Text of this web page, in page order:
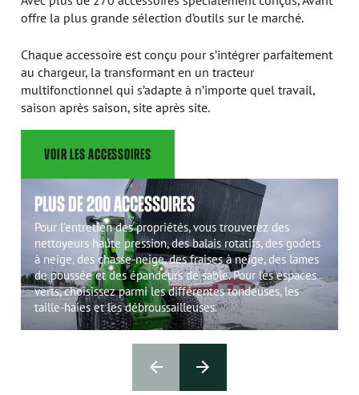
offre la plus grande sélection d’outils sur le marché.
Chaque accessoire est conçu pour s’intégrer parfaitement
au chargeur, la transformant en un tracteur
multifonctionnel qui s’adapte à n’importe quel travail,
saison après saison, site après site.
VOIR LES ACCESSOIRES
PLUS DE 200 ACCESSOIRES
Pour l’entretien des propriétés, vous trouverez des
nettoyeurs haute pression, des balais rotatifs, des godets
à neige, des chasse-neige, des fraises à neige, des lames
de poussée et des épandeurs de sable. Pour les espaces
verts, choisissez parmi les différentes tondeuses, les
taille-haies et les débroussailleuses.